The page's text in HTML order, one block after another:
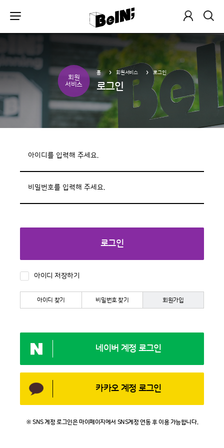
홈 회원서비스 로그인
회원
서비스
로그인
아이디 저장하기
로그인
아이디 찾기 비밀번호 찾기 회원가입
네이버 계정 로그인
카카오 계정 로그인
※ SNS 계정 로그인은 마이페이지에서 SNS계정 연동 후 이용 가능합니다.